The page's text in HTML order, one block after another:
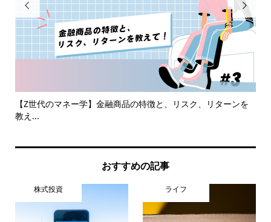

【Z世代のマネー学】金融商品の特徴と、リスク、リターンを
教え...

おすすめの記事
株式投資 ライフ